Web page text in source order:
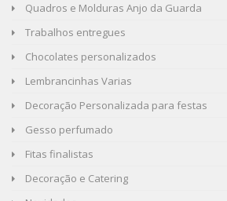
Quadros e Molduras Anjo da Guarda
Trabalhos entregues
Chocolates personalizados
Lembrancinhas Varias
Decoração Personalizada para festas
Gesso perfumado
Fitas finalistas
Decoração e Catering